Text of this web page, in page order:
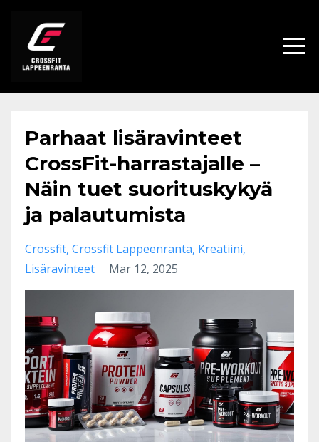
Parhaat lisäravinteet
CrossFit-harrastajalle –
Näin tuet suorituskykyä
ja palautumista
Crossfit Crossfit Lappeenranta Kreatiini
Lisäravinteet
Mar 12, 2025